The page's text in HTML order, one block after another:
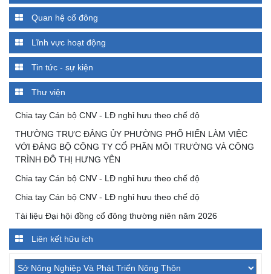
Quan hệ cổ đông
Lĩnh vực hoạt động
Tin tức - sự kiện
Thư viện
Chia tay Cán bộ CNV - LĐ nghỉ hưu theo chế độ
THƯỜNG TRỰC ĐẢNG ỦY PHƯỜNG PHỐ HIẾN LÀM VIỆC
VỚI ĐẢNG BỘ CÔNG TY CỔ PHẦN MÔI TRƯỜNG VÀ CÔNG
TRÌNH ĐÔ THỊ HƯNG YÊN
Chia tay Cán bộ CNV - LĐ nghỉ hưu theo chế độ
Chia tay Cán bộ CNV - LĐ nghỉ hưu theo chế độ
Tài liệu Đại hội đồng cổ đông thường niên năm 2026
Liên kết hữu ích